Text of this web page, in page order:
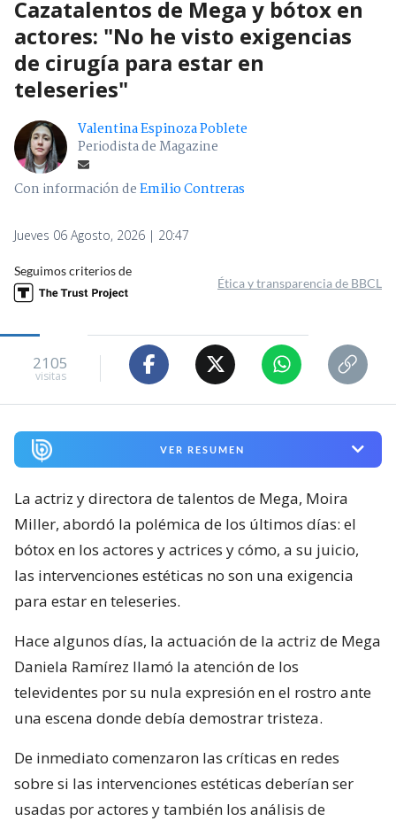
Cazatalentos de Mega y bótox en
actores: "No he visto exigencias
de cirugía para estar en
teleseries"
Valentina Espinoza Poblete
Periodista de Magazine
Con información deEmilio Contreras
Jueves 06 Agosto, 2026 | 20:47
Seguimos criterios de
Ética y transparencia de BBCL
2105
visitas
VER RESUMEN
La actriz y directora de talentos de Mega, Moira
Miller, abordó la polémica de los últimos días: el
bótox en los actores y actrices y cómo, a su juicio,
las intervenciones estéticas no son una exigencia
para estar en teleseries.
Hace algunos días, la actuación de la actriz de Mega
Daniela Ramírez llamó la atención de los
televidentes por su nula expresión en el rostro ante
una escena donde debía demostrar tristeza.
De inmediato comenzaron las críticas en redes
sobre si las intervenciones estéticas deberían ser
usadas por actores y también los análisis de